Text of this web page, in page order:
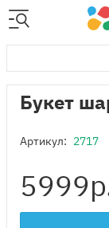
Букет
Артикул: 2717
5999